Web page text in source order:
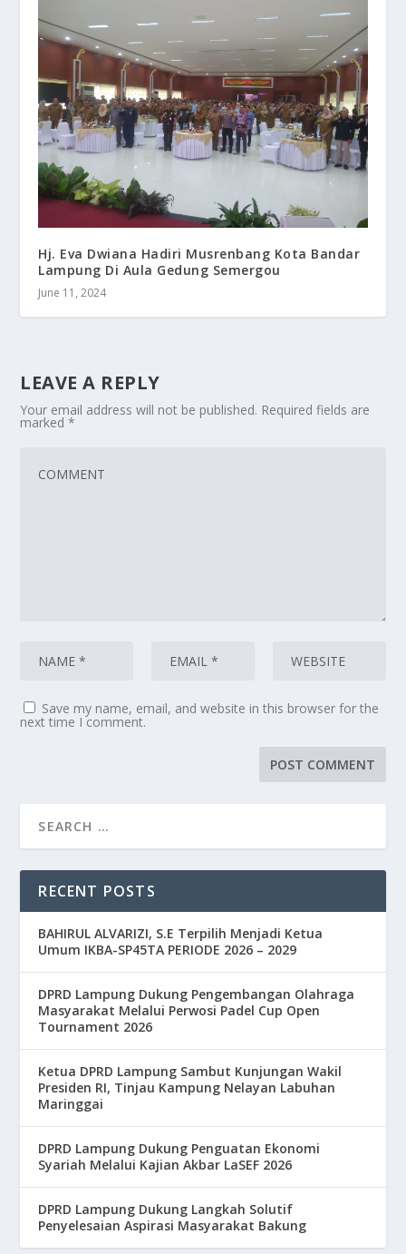
Hj. Eva Dwiana Hadiri Musrenbang Kota Bandar
Lampung Di Aula Gedung Semergou
June 11, 2024
LEAVE A REPLY
Your email address will not be published. Required fields are
marked*
Save my name, email, and website in this browser for the
next time I comment.
RECENT POSTS
BAHIRUL ALVARIZI, S.E Terpilih Menjadi Ketua
Umum IKBA-SP45TA PERIODE 2026 – 2029
DPRD Lampung Dukung Pengembangan Olahraga
Masyarakat Melalui Perwosi Padel Cup Open
Tournament 2026
Ketua DPRD Lampung Sambut Kunjungan Wakil
Presiden RI, Tinjau Kampung Nelayan Labuhan
Maringgai
DPRD Lampung Dukung Penguatan Ekonomi
Syariah Melalui Kajian Akbar LaSEF 2026
DPRD Lampung Dukung Langkah Solutif
Penyelesaian Aspirasi Masyarakat Bakung